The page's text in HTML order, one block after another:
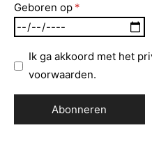
Geboren op
Ik ga akkoord met het
voorwaarden.